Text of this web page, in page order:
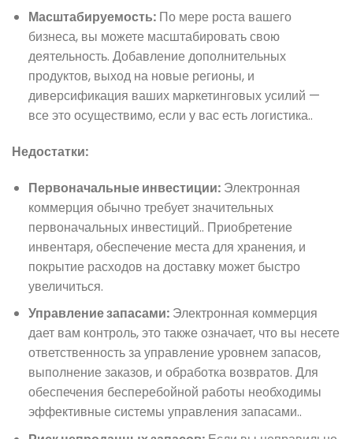
Масштабируемость:По мере роста вашего
бизнеса, вы можете масштабировать свою
деятельность. Добавление дополнительных
продуктов, выход на новые регионы, и
диверсификация ваших маркетинговых усилий —
все это осуществимо, если у вас есть логистика..
Недостатки:
Первоначальные инвестиции:Электронная
коммерция обычно требует значительных
первоначальных инвестиций.. Приобретение
инвентаря, обеспечение места для хранения, и
покрытие расходов на доставку может быстро
увеличиться.
Управление запасами:Электронная коммерция
дает вам контроль, это также означает, что вы несете
ответственность за управление уровнем запасов,
выполнение заказов, и обработка возвратов. Для
обеспечения бесперебойной работы необходимы
эффективные системы управления запасами..